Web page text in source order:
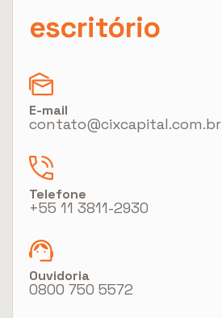
escritório
E-mail
contato@cixcapital.com.br
Telefone
+55 11 3811-2930
Ouvidoria
0800 750 5572